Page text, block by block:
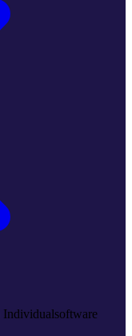
Individualsoftware